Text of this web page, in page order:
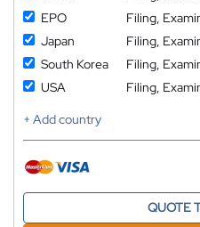
EPO
Filing,
Japan
Filing,
South Korea
Filing,
USA
Filing,
+ Add country
QUOTE